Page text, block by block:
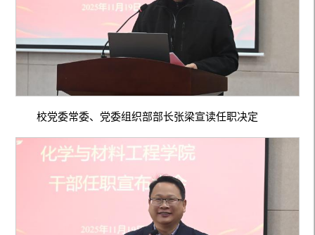
校党委常委、党委组织部部长张梁宣读任职决定